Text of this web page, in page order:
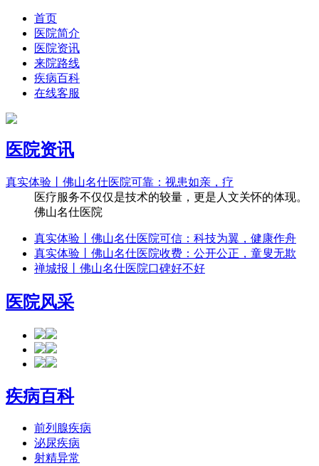
首页
医院简介
医院资讯
来院路线
疾病百科
在线客服
医院资讯
真实体验丨佛山名仕医院可靠：视患如亲，疗
医疗服务不仅仅是技术的较量，更是人文关怀的体现。
佛山名仕医院
真实体验丨佛山名仕医院可信：科技为翼，健康作舟
真实体验丨佛山名仕医院收费：公开公正，童叟无欺
禅城报丨佛山名仕医院口碑好不好
医院风采
疾病百科
前列腺疾病
泌尿疾病
射精异常